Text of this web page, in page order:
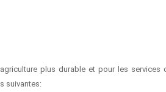
plus durable et pour les services
suivantes: